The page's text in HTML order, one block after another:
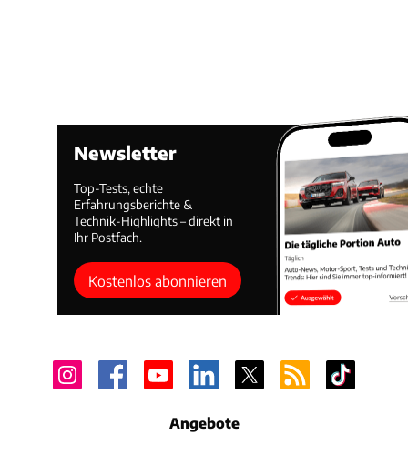
Newsletter
Top-Tests, echte
Erfahrungsberichte &
Technik-Highlights – direkt in
Ihr Postfach.
Kostenlos abonnieren
Angebote